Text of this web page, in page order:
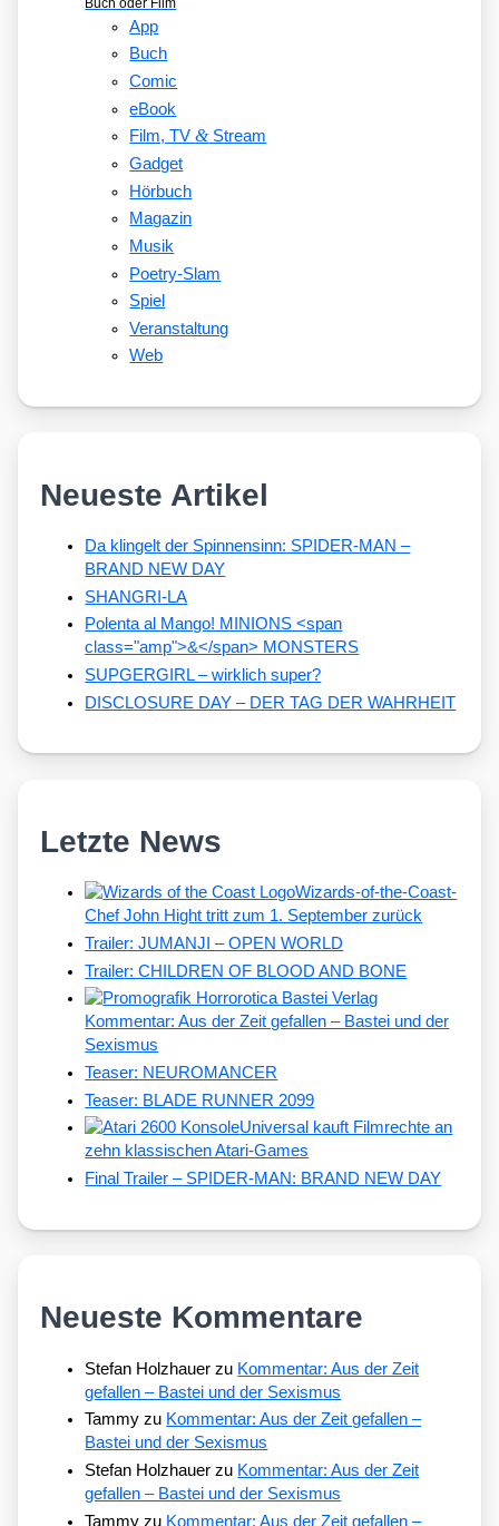
App
Buch
Comic
eBook
Film, TV&Stream
Gadget
Hörbuch
Magazin
Musik
Poetry-Slam
Spiel
Veranstaltung
Web
Neueste Artikel
Da klingelt der Spinnensinn: SPIDER-MAN –
BRAND NEW DAY
SHANGRI-LA
Polenta al Mango! MINIONS <span
class="amp">&</span> MONSTERS
SUPGERGIRL – wirklich super?
DISCLOSURE DAY – DER TAG DER WAHRHEIT
Letzte News
Wizards-of-the-Coast-
Chef John Hight tritt zum 1. September zurück
Trailer: JUMANJI – OPEN WORLD
Trailer: CHILDREN OF BLOOD AND BONE
Kommentar: Aus der Zeit gefallen – Bastei und der
Sexismus
Teaser: NEUROMANCER
Teaser: BLADE RUNNER 2099
Universal kauft Filmrechte an
zehn klassischen Atari-Games
Final Trailer – SPIDER-MAN: BRAND NEW DAY
Neueste Kommentare
Stefan Holzhauer zu Kommentar: Aus der Zeit
gefallen – Bastei und der Sexismus
Tammy zu Kommentar: Aus der Zeit gefallen –
Bastei und der Sexismus
Stefan Holzhauer zu Kommentar: Aus der Zeit
gefallen – Bastei und der Sexismus
Tammy zu Kommentar: Aus der Zeit gefallen –